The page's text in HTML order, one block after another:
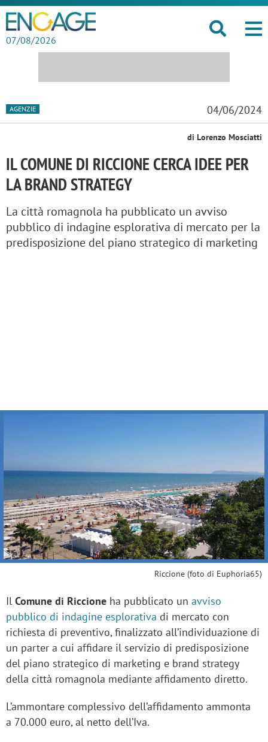
07/08/2026
AGENZIE 04/06/2024
di Lorenzo Mosciatti
IL COMUNE DI RICCIONE CERCA IDEE PER
LA BRAND STRATEGY
La città romagnola ha pubblicato un avviso
pubblico di indagine esplorativa di mercato per la
predisposizione del piano strategico di marketing
Riccione (foto di Euphoria65)
Il Comune di Riccione ha pubblicato un avviso
pubblico di indagine esplorativa di mercato con
richiesta di preventivo, finalizzato all’individuazione di
un parter a cui affidare il servizio di predisposizione
del piano strategico di marketing e brand strategy
della città romagnola mediante affidamento diretto.
L’ammontare complessivo dell’affidamento ammonta
a 70.000 euro, al netto dell’Iva.